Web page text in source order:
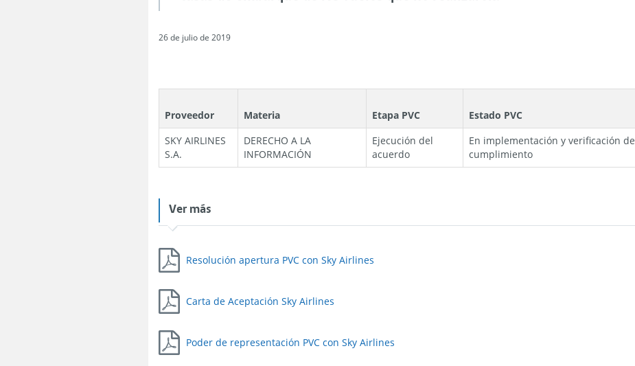
26 de julio de 2019
Proveedor Materia Etapa PVC Estado PVC
SKY AIRLINES
S.A.
DERECHO A LA
INFORMACIÓN
Ejecución del
acuerdo
En implementación y verificación de
cumplimiento
Ver más
Resolución apertura PVC con Sky Airlines
Carta de Aceptación Sky Airlines
Poder de representación PVC con Sky Airlines